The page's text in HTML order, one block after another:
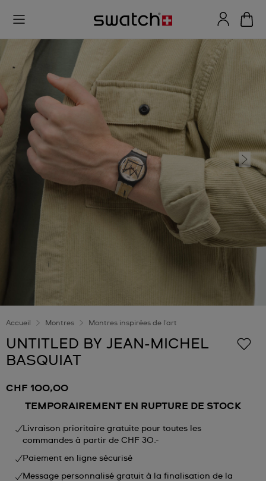
Accueil Montres Montres inspirées de l'art
UNTITLED BY JEAN-MICHEL
BASQUIAT
CHF 100,00
TEMPORAIREMENT EN RUPTURE DE STOCK
Livraison prioritaire gratuite pour toutes les
commandes à partir de CHF 30.-
Paiement en ligne sécurisé
Message personnalisé gratuit à la finalisation de la